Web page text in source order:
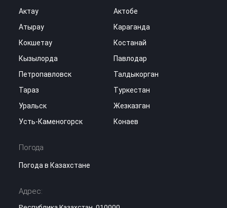
Актау
Актобе
Атырау
Караганда
Кокшетау
Костанай
Кызылорда
Павлодар
Петропавловск
Талдыкорган
Тараз
Туркестан
Уральск
Жезказган
Усть-Каменогорск
Конаев
Погода
Погода в Казахстане
Адрес: